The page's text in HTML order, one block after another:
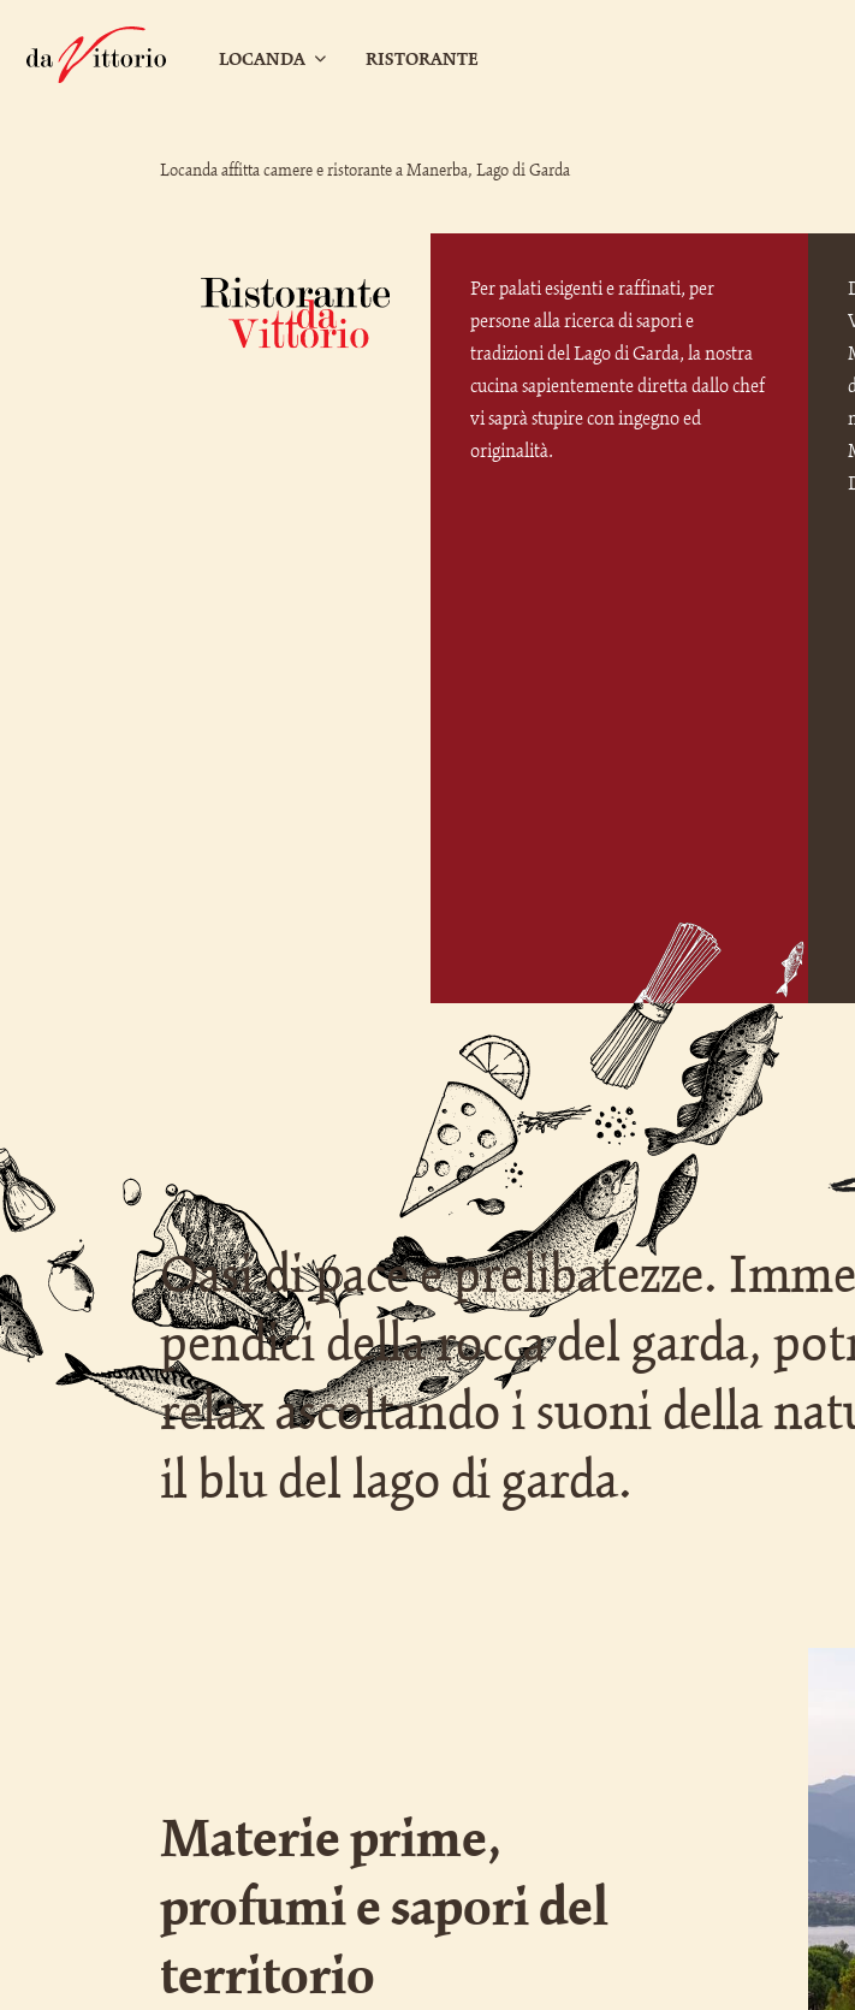
LOCANDA RISTORANTE
Locanda affitta camere e ristorante a Manerba, Lago di Garda
Per palati esigenti e raffinati, per
persone alla ricerca di sapori e
tradizioni del Lago di Garda, la nostra
cucina sapientemente diretta dallo chef
vi saprà stupire con ingegno ed
originalità.
Oasi di pace e prelibatezze.
pendici della rocca del garda,
relax ascoltando i suoni della
il blu del lago di garda.
Materie prime,
profumi e sapori del
territorio